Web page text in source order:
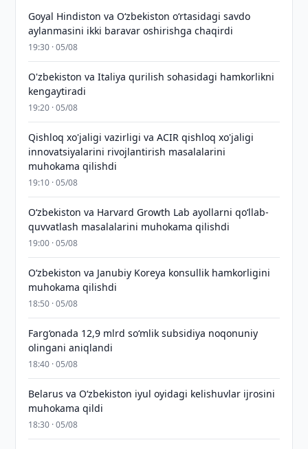
Goyal Hindiston va Oʻzbekiston oʻrtasidagi savdo
aylanmasini ikki baravar oshirishga chaqirdi
19:30 · 05/08
O'zbekiston va Italiya qurilish sohasidagi hamkorlikni
kengaytiradi
19:20 · 05/08
Qishloq xo'jaligi vazirligi va ACIR qishloq xo'jaligi
innovatsiyalarini rivojlantirish masalalarini
muhokama qilishdi
19:10 · 05/08
Oʻzbekiston va Harvard Growth Lab ayollarni qoʻllab-
quvvatlash masalalarini muhokama qilishdi
19:00 · 05/08
Oʻzbekiston va Janubiy Koreya konsullik hamkorligini
muhokama qilishdi
18:50 · 05/08
Farg‘onada 12,9 mlrd so‘mlik subsidiya noqonuniy
olingani aniqlandi
18:40 · 05/08
Belarus va O‘zbekiston iyul oyidagi kelishuvlar ijrosini
muhokama qildi
18:30 · 05/08